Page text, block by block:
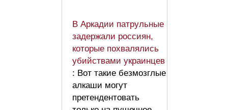
В Аркадии патрульные
задержали россиян,
которые похвалялись
убийствами украинцев
: Вот такие безмозглые
алкаши могут
претендентовать